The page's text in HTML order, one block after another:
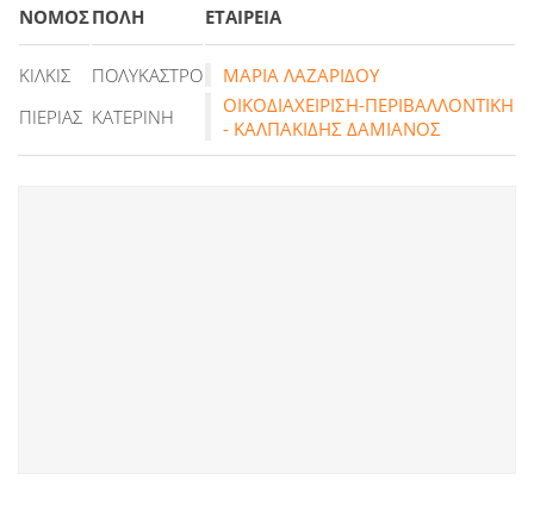
ΝΟΜΟΣΠΟΛΗ ΕΤΑΙΡΕΙΑ
ΚΙΛΚΙΣ ΠΟΛΥΚΑΣΤΡΟ
ΜΑΡΙΑ ΛΑΖΑΡΙΔΟΥ
ΠΙΕΡΙΑΣ ΚΑΤΕΡΙΝΗ
ΟΙΚΟΔΙΑΧΕΙΡΙΣΗ-ΠΕΡΙΒΑΛΛΟΝΤΙΚΗ
- ΚΑΛΠΑΚΙΔΗΣ ΔΑΜΙΑΝΟΣ